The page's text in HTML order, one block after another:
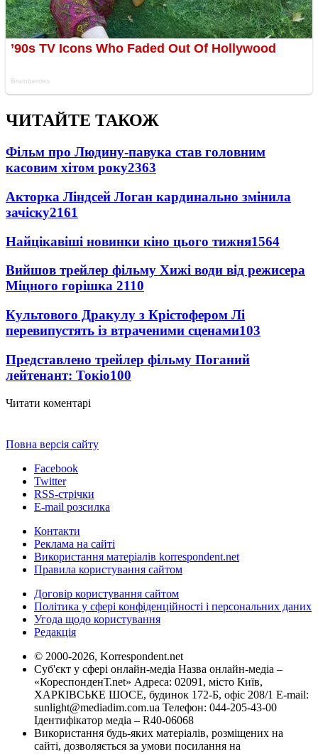
ЧИТАЙТЕ ТАКОЖ
Фільм про Людину-павука став головним
касовим хітом року2363
Акторка Ліндсей Логан кардинально змінила
зачіску2161
Найцікавіші новинки кіно цього тижня1564
Вийшов трейлер фільму Хижі води від режисера
Міцного горішка 2110
Культового Дракулу з Крістофером Лі
перевипустять із втраченими сценами103
Представлено трейлер фільму Поганий
лейтенант: Токіо100
Читати коментарі
Повна версія сайту
Facebook
Twitter
RSS-стрічки
E-mail розсилка
Контакти
Реклама на сайті
Використання матеріалів korrespondent.net
Правила користування сайтом
Договір користування сайтом
Політика у сфері конфіденційності і персональних даних
Угода щодо користування
Редакція
© 2000-2026, Korrespondent.net
Суб'єкт у сфері онлайн-медіа Назва онлайн-медіа –
«КореспонденТ.net» Адреса: 02091, місто Київ,
ХАРКІВСЬКЕ ШОСЕ, будинок 172-Б, офіс 208/1 E-mail:
sunlight@mediadim.com.ua Телефон: 044-205-43-00
Ідентифікатор медіа – R40-06068
Використання будь-яких матеріалів, розміщених на
сайті, дозволяється за умови посилання на